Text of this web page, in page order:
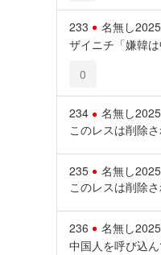
233 名無し
ザイニチ「嫌韓
0
234 名無し
このレスは削除
235 名無し
このレスは削除
236 名無し
中国人を呼び込